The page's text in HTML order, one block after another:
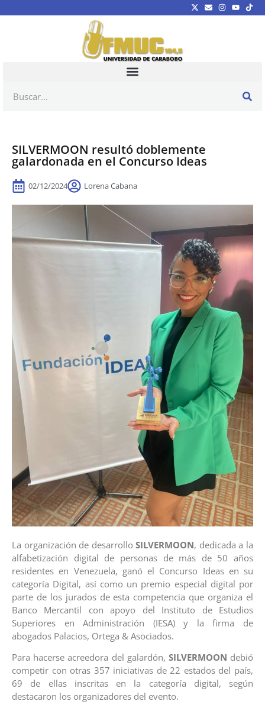
SILVERMOON resultó doblemente
galardonada en el Concurso Ideas
02/12/2024 Lorena Cabana
La organización de desarrolloSILVERMOON, dedicada a la
alfabetización digital de personas de más de 50 años
residentes en Venezuela, ganó el Concurso Ideas en su
categoría Digital, así como un premio especial digital por
parte de los jurados de esta competencia que organiza el
Banco Mercantil con apoyo del Instituto de Estudios
Superiores en Administración (IESA) y la firma de
abogados Palacios, Ortega & Asociados.
Para hacerse acreedora del galardón, SILVERMOON debió
competir con otras 357 iniciativas de 22 estados del país,
69 de ellas inscritas en la categoría digital, según
destacaron los organizadores del evento.